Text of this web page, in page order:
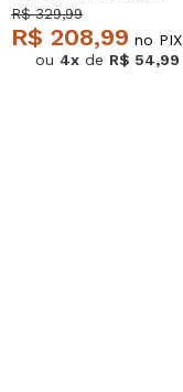
Preto Salvatore
R$ 329,99
R$ 208,99 no PIX
ou 4x de R$ 54,99